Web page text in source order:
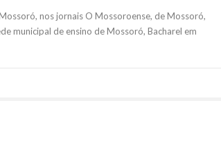
nos jornais O Mossoroense, de Mossoró,
municipal de ensino de Mossoró, Bacharel em